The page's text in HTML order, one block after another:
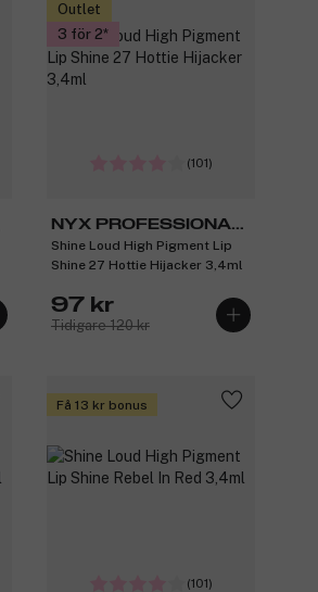
Outlet
3 för 2
(101)
NYX PROFESSIONAL
MAKEUP
Shine Loud High Pigment Lip
Shine 27 Hottie Hijacker 3,4ml
97 kr
Tidigare 120 kr
Få 13 kr bonus
(101)